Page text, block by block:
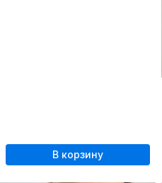
В корзину